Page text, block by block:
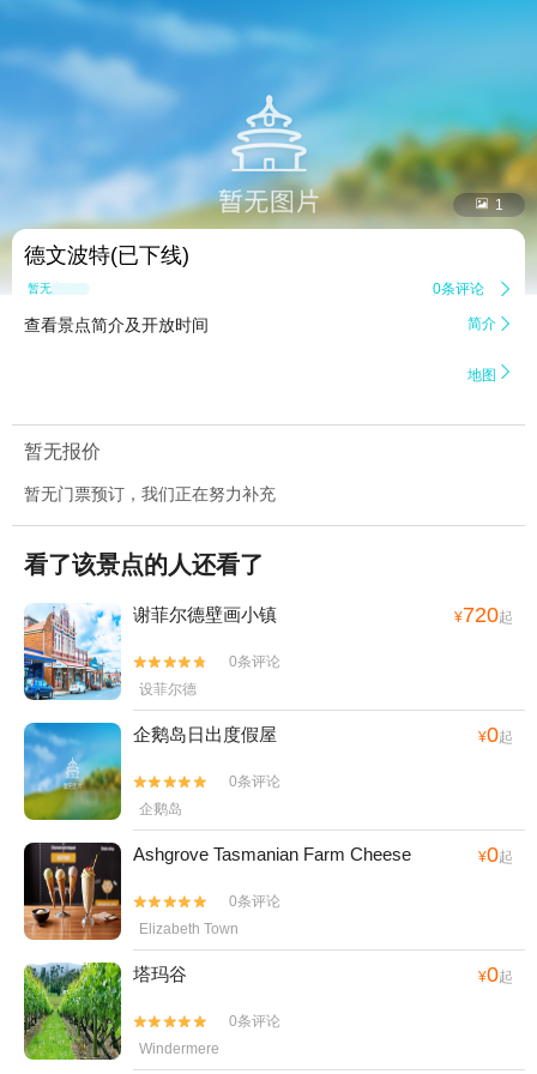
 1
德文波特(已下线)
暂无点评 0条评论 
查看景点简介及开放时间 简介 
地图 
暂无报价
暂无门票预订，我们正在努力补充
看了该景点的人还看了
谢菲尔德壁画小镇 ¥720起


0条评论
设菲尔德
企鹅岛日出度假屋 ¥0起


0条评论
企鹅岛
Ashgrove Tasmanian Farm Cheese ¥0起


0条评论
Elizabeth Town
塔玛谷 ¥0起


0条评论
Windermere